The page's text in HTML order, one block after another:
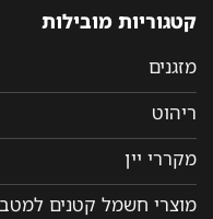
קטגוריות מובילות
מזגנים
ריהוט
מקררי יין
מוצרי חשמל קטנים למטבח